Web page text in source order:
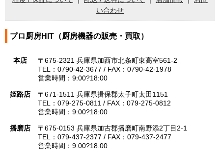
い合わせ
プロ厨房HIT（厨房機器の販売・買取）
本店
〒675-2321 兵庫県加西市北条町東高室561-2
TEL：0790-42-3677 / FAX：0790-42-1978
営業時間：9:00?18:00
姫路店
〒671-1511 兵庫県揖保郡太子町太田1151
TEL：079-275-0811 / FAX：079-275-0812
営業時間：9:00?18:00
播磨店
〒675-0153 兵庫県加古郡播磨町南野添2丁目2-1
TEL：079-437-2377 / FAX：079-437-2477
営業時間：9:00?18:00